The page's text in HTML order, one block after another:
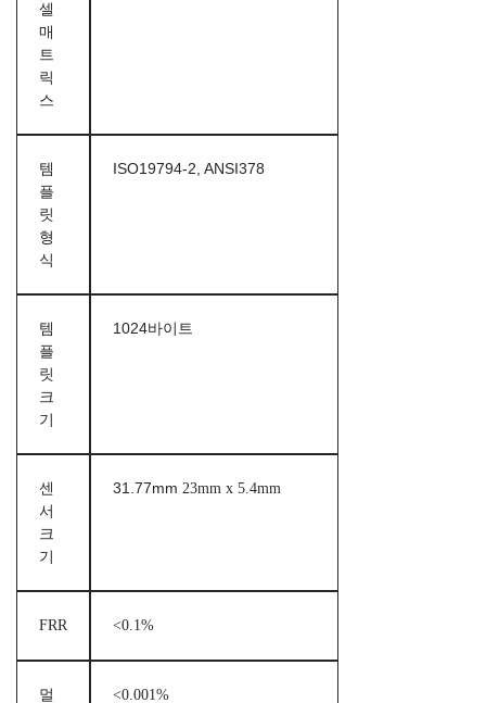
셀
매
트
릭
스
템
플
릿
형
식
ISO19794-2, ANSI378
템
플
릿
크
기
1024바이트
센
서
크
기
31.77mm 23mm x 5.4mm
FRR <0.1%
멀 <0.001%